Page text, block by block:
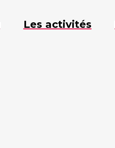
Les activités